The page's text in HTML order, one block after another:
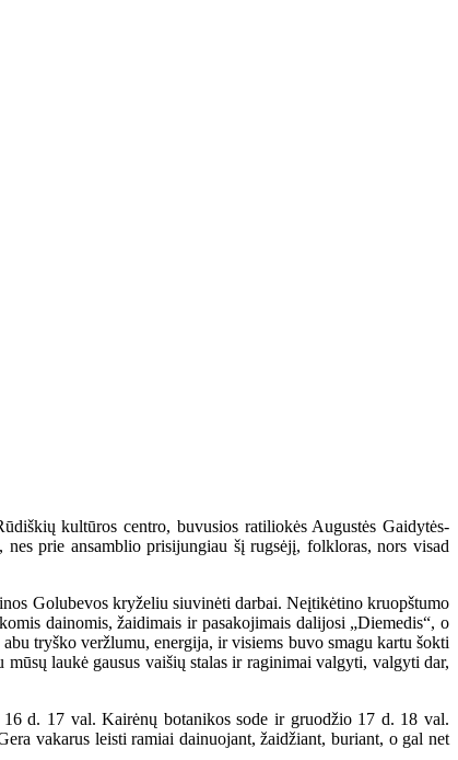
kultūros centro, buvusios ratiliokės Augustės Gaidytės-
prie ansamblio prisijungiau šį rugsėjį, folkloras, nors visad
Golubevos kryželiu siuvinėti darbai. Neįtikėtino kruopštumo
dainomis, žaidimais ir pasakojimais dalijosi „Diemedis“, o
tryško veržlumu, energija, ir visiems buvo smagu kartu šokti
laukė gausus vaišių stalas ir raginimai valgyti, valgyti dar,
d. 17 val. Kairėnų botanikos sode ir gruodžio 17 d. 18 val.
vakarus leisti ramiai dainuojant, žaidžiant, buriant, o gal net